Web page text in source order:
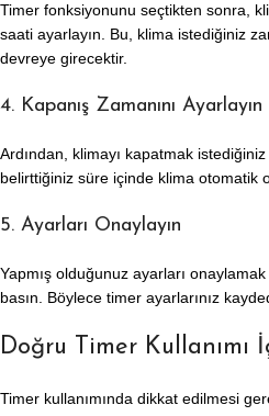
Timer fonksiyonunu seçtikten sonra,
saati ayarlayın. Bu, klima istediğiniz
devreye girecektir.
4. Kapanış Zamanını Ayarlayın
Ardından, klimayı kapatmak
belirttiğiniz süre içinde klima otomatik
5. Ayarları Onaylayın
Yapmış olduğunuz ayarları onaylamak
basın. Böylece timer ayarlarınız
Doğru Timer Kullanımı
Timer kullanımında dikkat edilmesi